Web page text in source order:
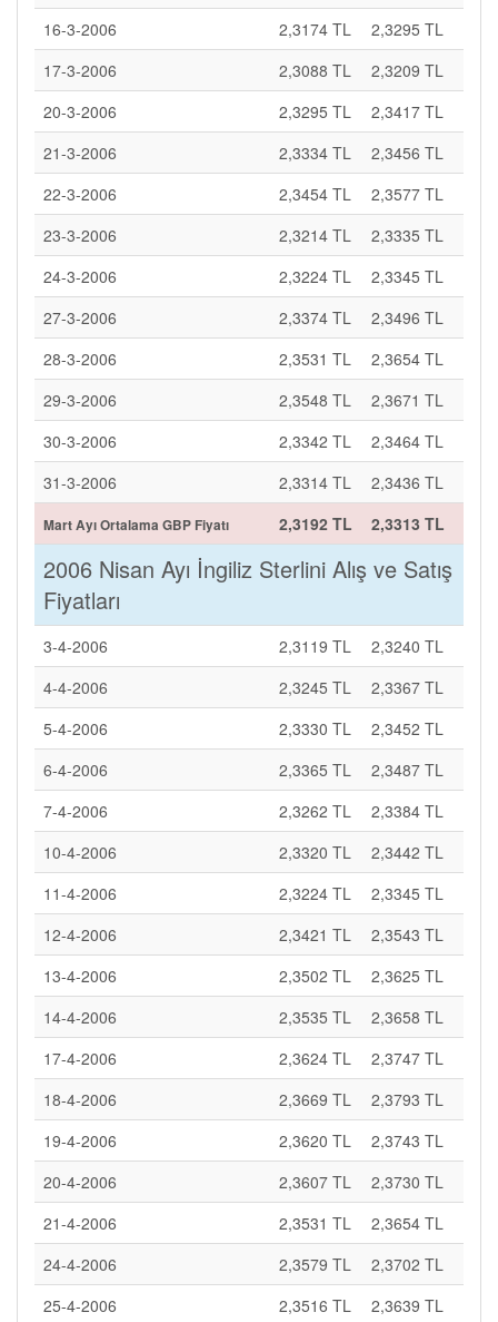
16-3-2006
2,3174 TL
2,3295 TL
17-3-2006
2,3088 TL
2,3209 TL
20-3-2006
2,3295 TL
2,3417 TL
21-3-2006
2,3334 TL
2,3456 TL
22-3-2006
2,3454 TL
2,3577 TL
23-3-2006
2,3214 TL
2,3335 TL
24-3-2006
2,3224 TL
2,3345 TL
27-3-2006
2,3374 TL
2,3496 TL
28-3-2006
2,3531 TL
2,3654 TL
29-3-2006
2,3548 TL
2,3671 TL
30-3-2006
2,3342 TL
2,3464 TL
31-3-2006
2,3314 TL 2,3436 TL
Mart Ayı Ortalama GBP Fiyatı 2,3192 TL 2,3313 TL
2006 Nisan Ayı İngiliz Sterlini Alış ve Satış
Fiyatları
3-4-2006 2,3119 TL
2,3240 TL
4-4-2006
2,3245 TL
2,3367 TL
5-4-2006
2,3330 TL
2,3452 TL
6-4-2006
2,3365 TL
2,3487 TL
7-4-2006
2,3262 TL
2,3384 TL
10-4-2006
2,3320 TL
2,3442 TL
11-4-2006
2,3224 TL
2,3345 TL
12-4-2006
2,3421 TL
2,3543 TL
13-4-2006
2,3502 TL
2,3625 TL
14-4-2006
2,3535 TL
2,3658 TL
17-4-2006
2,3624 TL
2,3747 TL
18-4-2006
2,3669 TL
2,3793 TL
19-4-2006
2,3620 TL
2,3743 TL
20-4-2006
2,3607 TL
2,3730 TL
21-4-2006
2,3531 TL
2,3654 TL
24-4-2006
2,3579 TL
2,3702 TL
25-4-2006
2,3516 TL
2,3639 TL